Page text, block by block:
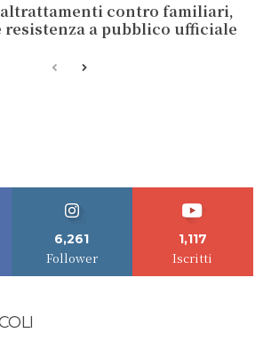
contro familiari,
resistenza a pubblico ufficiale
6,261
Follower
1,117
Iscritti